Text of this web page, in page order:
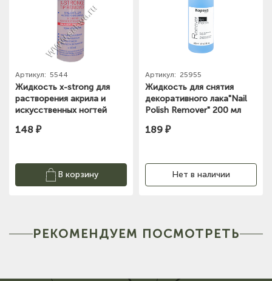
Артикул: 5544
Жидкость x-strong для
растворения акрила и
искусственных ногтей
148 ₽
В корзину
Артикул: 25955
Жидкость для снятия
декоративного лака"Nail
Polish Remover" 200 мл
189 ₽
Нет в наличии
РЕКОМЕНДУЕМ ПОСМОТРЕТЬ